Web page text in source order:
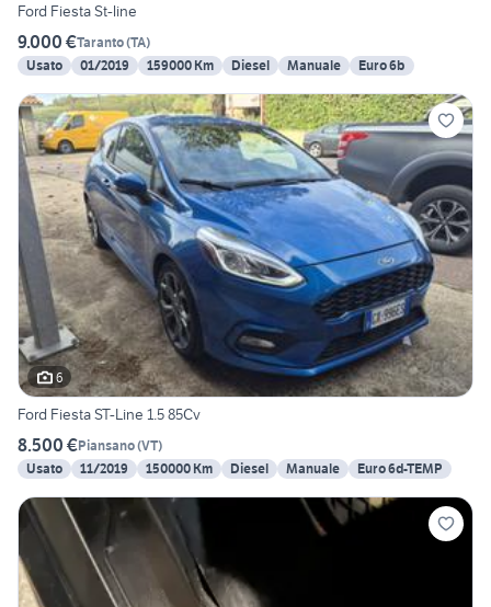
Ford Fiesta St-line
9.000 €Taranto(TA)
Usato
01/2019 159000 Km Diesel Manuale Euro 6b
6
Ford Fiesta ST-Line 1.5 85Cv
8.500 €Piansano(VT)
Usato
11/2019 150000 Km Diesel Manuale Euro 6d-TEMP